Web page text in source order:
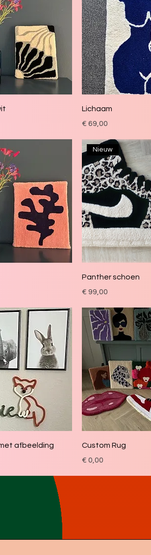
Lichaam
Prijs
€ 69,00
Nieuw
Panther schoen
Prijs
€ 99,00
afbeelding
Custom Rug
Prijs
€ 0,00